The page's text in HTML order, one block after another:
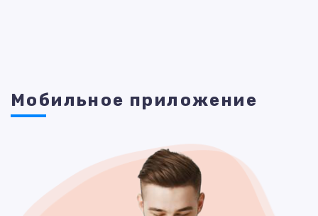
Мобильное приложение